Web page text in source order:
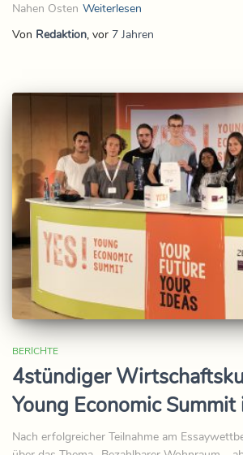
Nahen Osten Weiterlesen
Von Redaktion, vor 7 Jahren
BERICHTE
4stündiger
Young Economic
Nach erfolgreicher Teilnahme am